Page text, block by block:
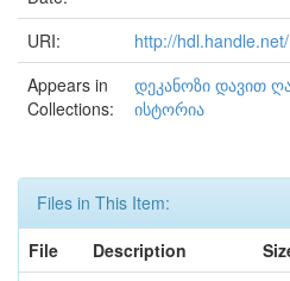
URI:
http://
Appears in
Collections:
დეკანოზი დავით
ისტორია
Files in This Item:
File
Description